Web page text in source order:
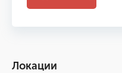
Локации